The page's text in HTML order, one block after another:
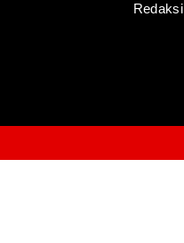
Redaksi